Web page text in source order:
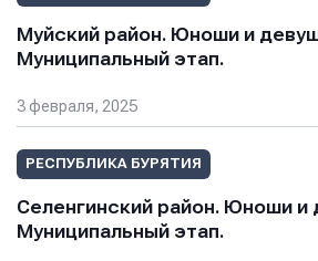
Муйский район. Юноши и
Муниципальный этап.
3 февраля, 2025
РЕСПУБЛИКА БУРЯТИЯ
Селенгинский район. Юноши и
Муниципальный этап.